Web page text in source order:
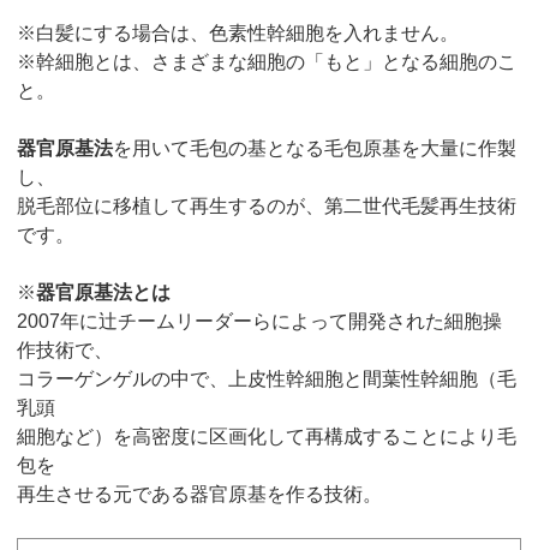
※白髪にする場合は、色素性幹細胞を入れません。
※幹細胞とは、さまざまな細胞の「もと」となる細胞のこ
と。
器官原基法を用いて毛包の基となる毛包原基を大量に作製
し、
脱毛部位に移植して再生するのが、第二世代毛髪再生技術
です。
※器官原基法とは
2007年に辻チームリーダーらによって開発された細胞操
作技術で、
コラーゲンゲルの中で、上皮性幹細胞と間葉性幹細胞（毛
乳頭
細胞など）を高密度に区画化して再構成することにより毛
包を
再生させる元である器官原基を作る技術。